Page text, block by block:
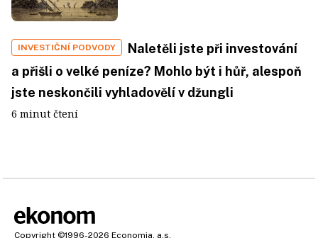
INVESTIČNÍ PODVODY
Naletěli jste při investování
a přišli o velké peníze? Mohlo být i hůř, alespoň
jste neskončili vyhladovělí v džungli
6 minut čtení
Copyright ©1996-2026 Economia, a.s.